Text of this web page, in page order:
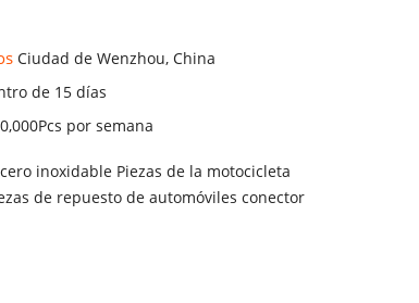
Ciudad de Wenzhou, China
de 15 días
por semana
inoxidable Piezas de la motocicleta
de repuesto de automóviles conector